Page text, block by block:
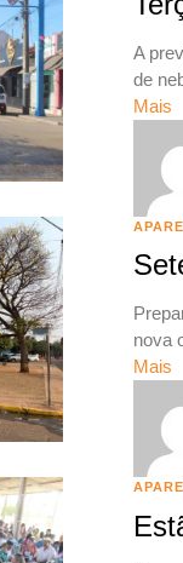
A
de
Mais
nova
Mais